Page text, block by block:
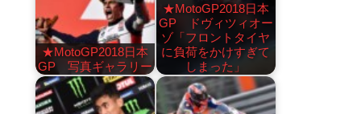
★MotoGP2018日本
GP 写真ギャラリー
★MotoGP2018日本
GP ドヴィツィオー
ゾ「フロントタイヤ
に負荷をかけすぎて
しまった」